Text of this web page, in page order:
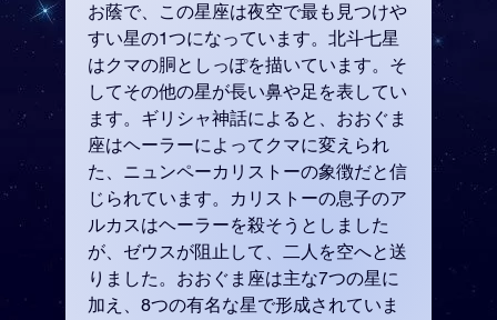
お蔭で、この星座は夜空で最も見つけや
すい星の1つになっています。北斗七星
はクマの胴としっぽを描いています。そ
してその他の星が長い鼻や足を表してい
ます。ギリシャ神話によると、おおぐま
座はヘーラーによってクマに変えられ
た、ニュンペーカリストーの象徴だと信
じられています。カリストーの息子のア
ルカスはヘーラーを殺そうとしました
が、ゼウスが阻止して、二人を空へと送
りました。おおぐま座は主な7つの星に
加え、8つの有名な星で形成されていま